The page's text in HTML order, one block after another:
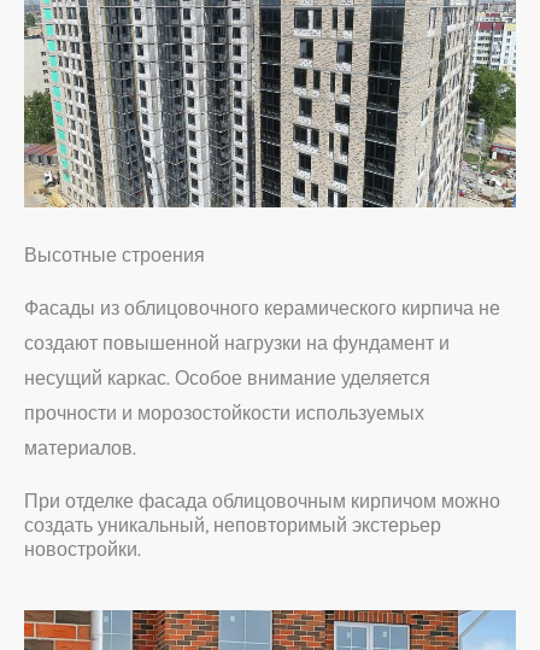
Высотные строения
Фасады из облицовочного керамического кирпича не
создают повышенной нагрузки на фундамент и
несущий каркас. Особое внимание уделяется
прочности и морозостойкости используемых
материалов.
При отделке фасада облицовочным кирпичом можно
создать уникальный, неповторимый экстерьер
новостройки.